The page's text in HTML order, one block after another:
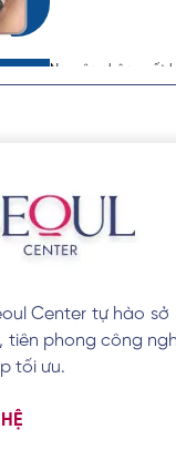
Nguyên nhân xuất
ý nghĩa tướng số
8 tướng lông mày
niệm nhân tướng học
Xem chi tiết
Cách làm lông mày
quả tại nhà
Center tự hào
tiên phong công
tối ưu.